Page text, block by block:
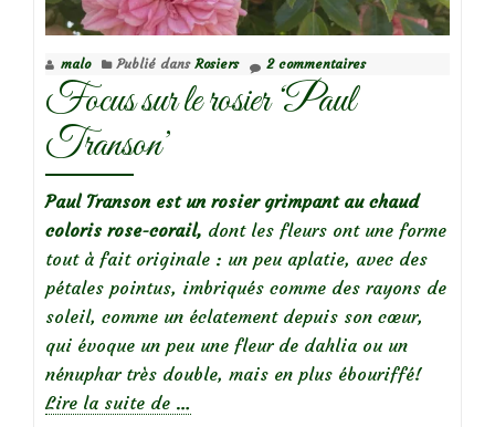
rosier
Yen
Baï
malo Publié dans Rosiers 2 commentaires
Focus sur le rosier ‘Paul
Transon’
Paul Transon est un rosier grimpant au chaud
coloris rose-corail, dont les fleurs ont une forme
tout à fait originale : un peu aplatie, avec des
pétales pointus, imbriqués comme des rayons de
soleil, comme un éclatement depuis son cœur,
qui évoque un peu une fleur de dahlia ou un
nénuphar très double, mais en plus ébouriffé!
Lire la suite de à
…